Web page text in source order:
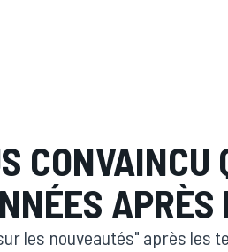
CONVAINCU
les nouveautés" après les